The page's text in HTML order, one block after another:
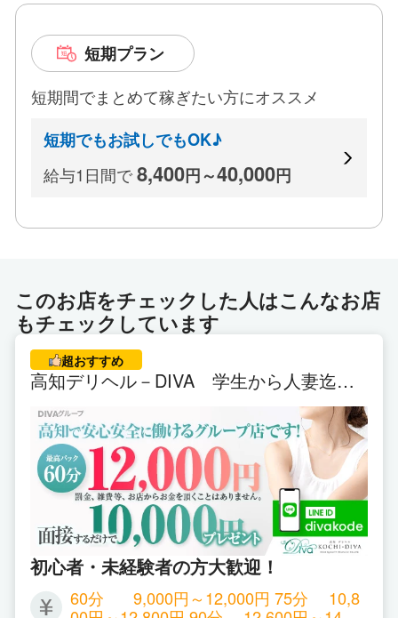
あなたのご都合のよい日程をお電話・メールでお伺
いいたします。
お仕事についての質問などございましたら、お電話
でもお答えいたします。
またメールやラインでもお答えいたしますので、不
安がありましたらご連絡下さい。
メールやラインでの面接も致します。
オリエンタルの求人情報をご覧頂き誠にありがとう
当店は、本番行為などの違法行為は一切行っており
ません。
安心してお仕事出来る環境を整えていますのでお気
軽にお問い合わせください。
※面接は女性がしますのでお気軽に来て下さいね♪
短期プラン
短期間でまとめて稼ぎたい方にオススメ
短期でもお試しでもOK♪
給与1日間で8,400円～40,000円
このお店をチェックした人はこんなお店
もチェックしています
超おすすめ
高知デリヘル－DIVA 学生から人妻迄在
初心者・未経験者の方大歓迎！
60分 9,000円～12,000円 75分 10,8